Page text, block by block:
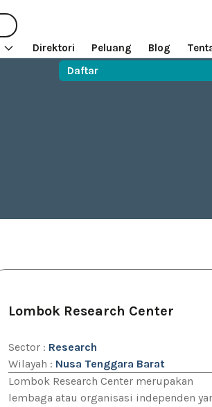
Direktori Peluang Blog
Daftar
Lombok Research Center
Sector : Research
Wilayah : Nusa Tenggara Barat
Lombok Research Center merupakan
lembaga atau organisasi independen